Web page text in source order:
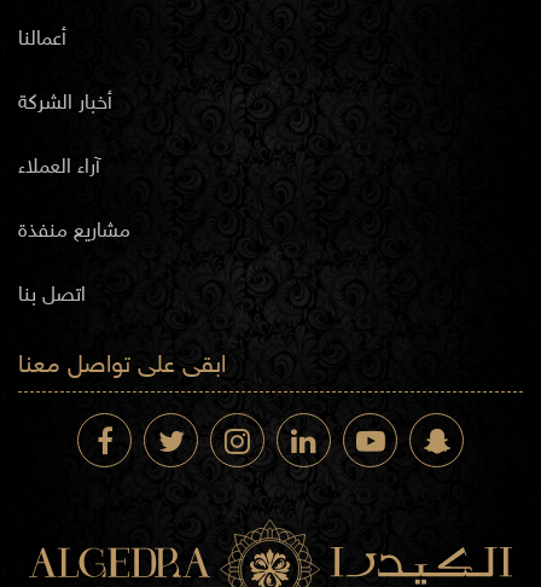
تصميم كافيهات ومطاعم يجذب الزبائن
حزم تصميم داخلي وتنفيذ كامل: اختر باقة متكاملة تشمل التصميم،
تصميم مباني سكنية واستثمارية في المهبولة
إعداد مخططات معمارية مرنة قابلة للتطوير
خبرة خليجية واسعة في مجال التصميم الداخلي والعمارة
فريق متخصص في التصميم الداخلي الحديث
أعمالنا
أخبار الشركة
آراء العملاء
مشاريع منفذة
اتصل بنا
ابقى على تواصل معنا